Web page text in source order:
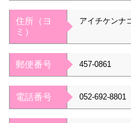
住所（ヨ
ミ）
アイチケンナ
郵便番号 457-0861
電話番号 052-692-8801